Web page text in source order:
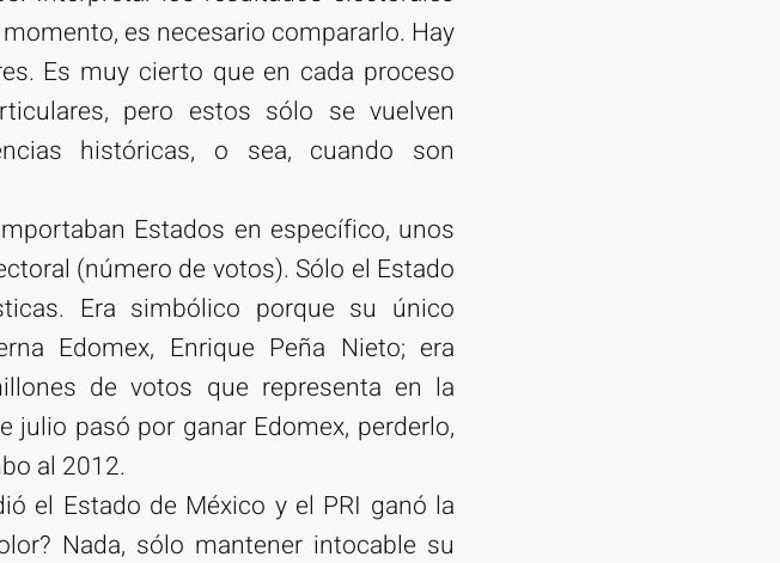
es necesario compararlo. Hay
Es muy cierto que en cada proceso
pero estos sólo se vuelven
históricas, o sea, cuando son
Estados en específico, unos
(número de votos). Sólo el Estado
Era simbólico porque su único
Edomex, Enrique Peña Nieto; era
de votos que representa en la
pasó por ganar Edomex, perderlo,
al 2012.
el Estado de México y el PRI ganó la
Nada, sólo mantener intocable su